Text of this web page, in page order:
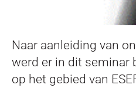
Naar aanleiding van
werd er in dit seminar
op het gebied van